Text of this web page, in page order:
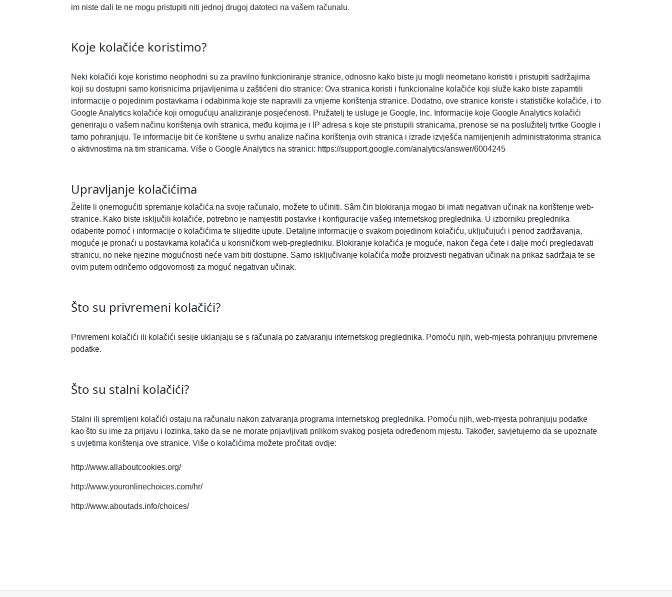
im niste dali te ne mogu pristupiti niti jednoj drugoj datoteci na vašem računalu.
Koje kolačiće koristimo?
Neki kolačići koje koristimo neophodni su za pravilno funkcioniranje stranice, odnosno kako biste ju mogli neometano koristiti i pristupiti sadržajima
koji su dostupni samo korisnicima prijavljenima u zaštićeni dio stranice: Ova stranica koristi i funkcionalne kolačiće koji služe kako biste zapamtili
informacije o pojedinim postavkama i odabirima koje ste napravili za vrijeme korištenja stranice. Dodatno, ove stranice koriste i statističke kolačiće, i to
Google Analytics kolačiće koji omogućuju analiziranje posjećenosti. Pružatelj te usluge je Google, Inc. Informacije koje Google Analytics kolačići
generiraju o vašem načinu korištenja ovih stranica, među kojima je i IP adresa s koje ste pristupili stranicama, prenose se na poslužitelj tvrtke Google i
tamo pohranjuju. Te informacije bit će korištene u svrhu analize načina korištenja ovih stranica i izrade izvješća namijenjenih administratorima stranica
o aktivnostima na tim stranicama. Više o Google Analytics na stranici: https://support.google.com/analytics/answer/6004245
Upravljanje kolačićima
Želite li onemogućiti spremanje kolačića na svoje računalo, možete to učiniti. Sâm čin blokiranja mogao bi imati negativan učinak na korištenje web-
stranice. Kako biste isključili kolačiće, potrebno je namjestiti postavke i konfiguracije vašeg internetskog preglednika. U izborniku preglednika
odaberite pomoć i informacije o kolačićima te slijedite upute. Detaljne informacije o svakom pojedinom kolačiću, uključujući i period zadržavanja,
moguće je pronaći u postavkama kolačića u korisničkom web-pregledniku. Blokiranje kolačića je moguće, nakon čega ćete i dalje moći pregledavati
stranicu, no neke njezine mogućnosti neće vam biti dostupne. Samo isključivanje kolačića može proizvesti negativan učinak na prikaz sadržaja te se
ovim putem odričemo odgovornosti za moguć negativan učinak.
Što su privremeni kolačići?
Privremeni kolačići ili kolačići sesije uklanjaju se s računala po zatvaranju internetskog preglednika. Pomoću njih, web-mjesta pohranjuju privremene
podatke.
Što su stalni kolačići?
Stalni ili spremljeni kolačići ostaju na računalu nakon zatvaranja programa internetskog preglednika. Pomoću njih, web-mjesta pohranjuju podatke
kao što su ime za prijavu i lozinka, tako da se ne morate prijavljivati prilikom svakog posjeta određenom mjestu. Također, savjetujemo da se upoznate
s uvjetima korištenja ove stranice. Više o kolačićima možete pročitati ovdje:
http://www.allaboutcookies.org/
http://www.youronlinechoices.com/hr/
http://www.aboutads.info/choices/